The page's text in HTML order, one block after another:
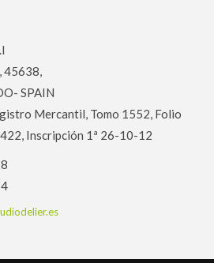
45638,
SPAIN
Mercantil, Tomo 1552, Folio
Inscripción 1ª 26-10-12